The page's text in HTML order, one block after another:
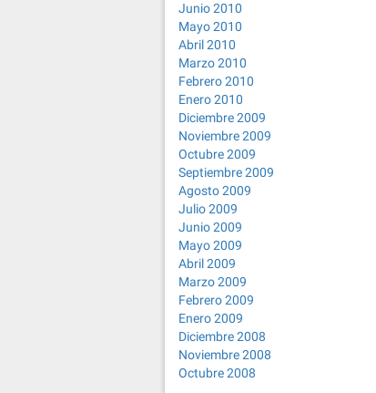
Junio 2010
Mayo 2010
Abril 2010
Marzo 2010
Febrero 2010
Enero 2010
Diciembre 2009
Noviembre 2009
Octubre 2009
Septiembre 2009
Agosto 2009
Julio 2009
Junio 2009
Mayo 2009
Abril 2009
Marzo 2009
Febrero 2009
Enero 2009
Diciembre 2008
Noviembre 2008
Octubre 2008